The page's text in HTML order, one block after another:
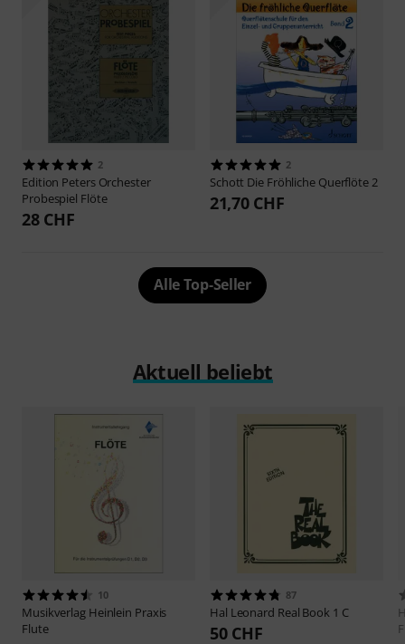
2
Edition Peters Orchester
Probespiel Flöte
28 CHF
2
Schott Die Fröhliche Querflöte 2
21,70 CHF
Alle Top-Seller
Aktuell beliebt
10
Musikverlag Heinlein Praxis
Flute
87
Hal Leonard Real Book 1 C
50 CHF